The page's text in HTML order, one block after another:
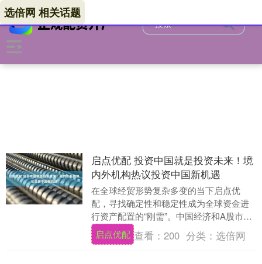
选倍网 相关话题
启点优配 投资中国就是投资未来！境
内外机构热议投资中国新机遇
在全球经贸形势复杂多变的当下启点优
配，寻找确定性和稳定性成为全球资金进
行资产配置的“刚需”。中国经济和A股市场
在外部冲击下展现出较为强劲的韧性和抗
风险能力，正吸....
启点优配 查看：200 分类：选倍网